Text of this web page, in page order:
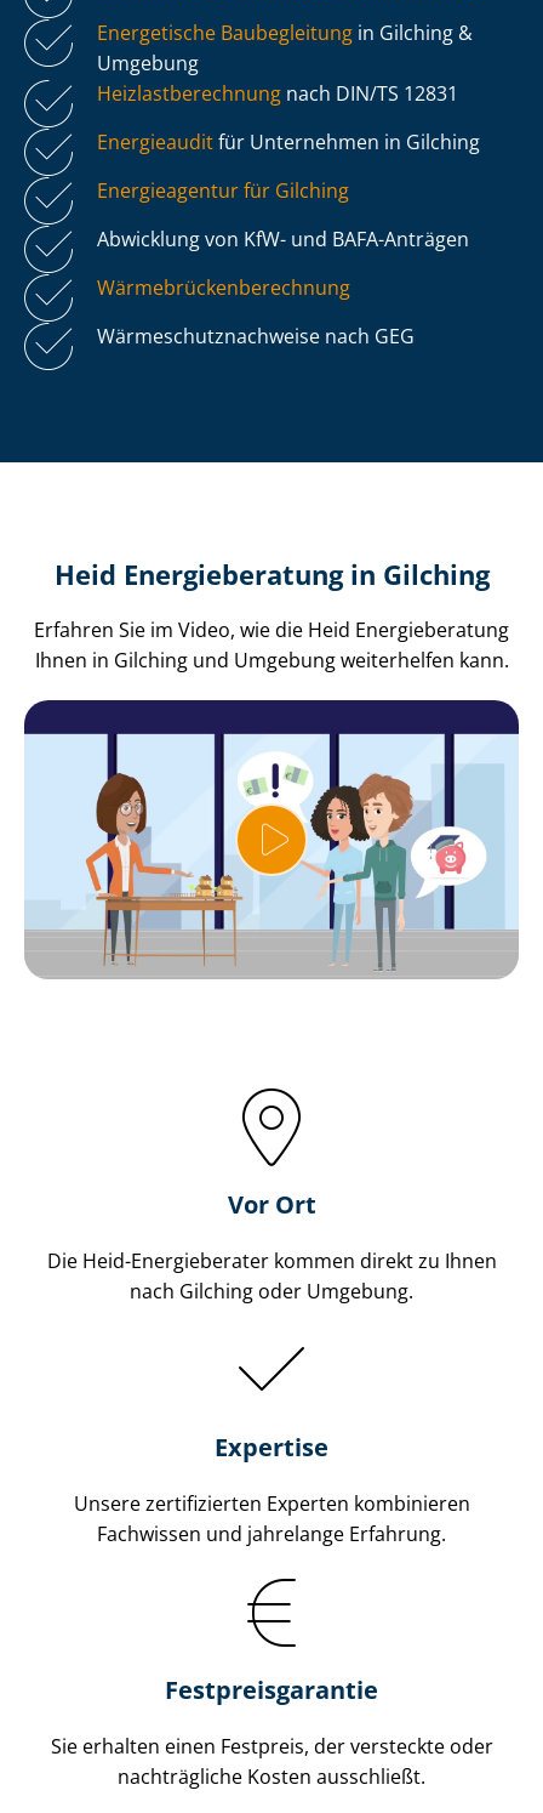
Energetische Baubegleitung in Gilching &
Umgebung
Heiz­last­be­rech­nung nach DIN/TS 12831
Energieauditfür Unternehmen in Gilching
Energieagentur für Gilching
Abwicklung von KfW- und BAFA-Anträgen
Wär­me­brü­cken­be­rech­nung
Wär­me­schutz­nach­wei­se nach GEG
Heid Energieberatung in Gilching
Erfahren Sie im Video, wie die Heid Energieberatung
Ihnen in Gilching und Umgebung weiterhelfen kann.
Vor Ort
Die Heid-Energieberater kommen direkt zu Ihnen
nach Gilching oder Umgebung.
Expertise
Unsere zertifizierten Experten kombinieren
Fachwissen und jahrelange Erfahrung.
Fest­preis­ga­ran­tie
Sie erhalten einen Festpreis, der versteckte oder
nachträgliche Kosten ausschließt.